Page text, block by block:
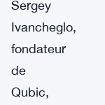
Sergey
Ivancheglo,
fondateur
de
Qubic,